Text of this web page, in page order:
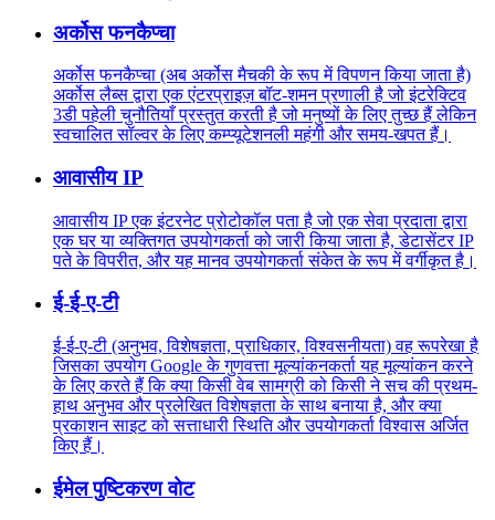
अर्कोस फनकैप्चा
अर्कोस फनकैप्चा (अब अर्कोस मैचकी के रूप में विपणन किया जाता है)
अर्कोस लैब्स द्वारा एक एंटरप्राइज़ बॉट-शमन प्रणाली है जो इंटरेक्टिव
3डी पहेली चुनौतियाँ प्रस्तुत करती है जो मनुष्यों के लिए तुच्छ हैं लेकिन
स्वचालित सॉल्वर के लिए कम्प्यूटेशनली महंगी और समय-खपत हैं।
आवासीय IP
आवासीय IP एक इंटरनेट प्रोटोकॉल पता है जो एक सेवा प्रदाता द्वारा
एक घर या व्यक्तिगत उपयोगकर्ता को जारी किया जाता है, डेटासेंटर IP
पते के विपरीत, और यह मानव उपयोगकर्ता संकेत के रूप में वर्गीकृत है।
ई-ई-ए-टी
ई-ई-ए-टी (अनुभव, विशेषज्ञता, प्राधिकार, विश्वसनीयता) वह रूपरेखा है
जिसका उपयोग Google के गुणवत्ता मूल्यांकनकर्ता यह मूल्यांकन करने
के लिए करते हैं कि क्या किसी वेब सामग्री को किसी ने सच की प्रथम-
हाथ अनुभव और प्रलेखित विशेषज्ञता के साथ बनाया है, और क्या
प्रकाशन साइट को सत्ताधारी स्थिति और उपयोगकर्ता विश्वास अर्जित
किए हैं।
ईमेल पुष्टिकरण वोट